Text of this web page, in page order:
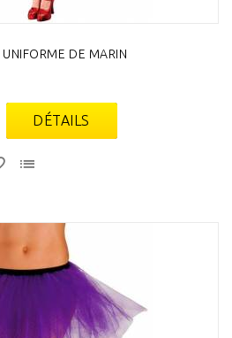
DE MARIN
DÉTAILS